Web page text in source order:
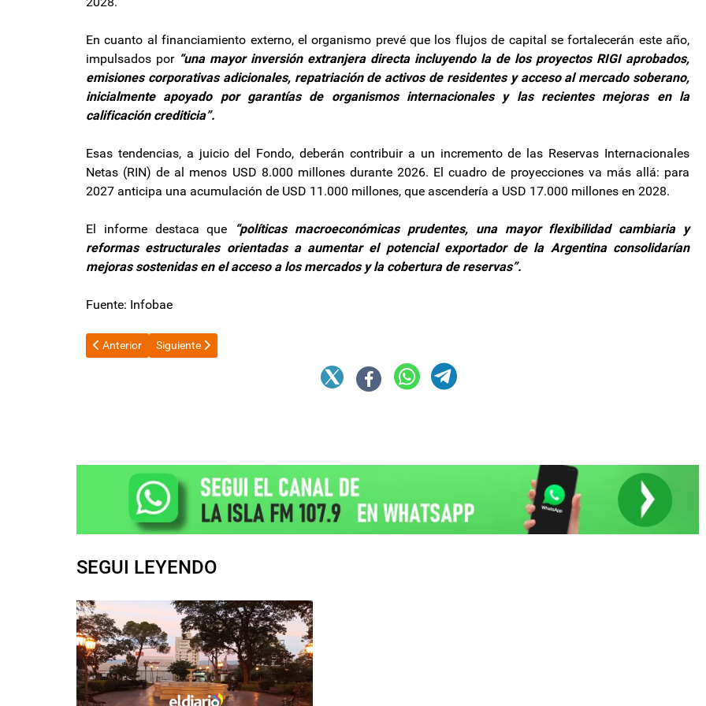
En cuanto al financiamiento externo, el organismo prevé que los flujos de capital se fortalecerán este año,
impulsados por“una mayor inversión extranjera directa incluyendo la de los proyectos RIGI aprobados,
emisiones corporativas adicionales, repatriación de activos de residentes y acceso al mercado soberano,
inicialmente apoyado por garantías de organismos internacionales y las recientes mejoras en la
calificación crediticia”.
Esas tendencias, a juicio del Fondo, deberán contribuir a un incremento de las Reservas Internacionales
Netas (RIN) de al menos USD 8.000 millones durante 2026. El cuadro de proyecciones va más allá: para
2027 anticipa una acumulación de USD 11.000 millones, que ascendería a USD 17.000 millones en 2028.
El informe destaca que
“políticas macroeconómicas prudentes, una mayor flexibilidad cambiaria y
reformas estructurales orientadas a aumentar el potencial exportador de la Argentina consolidarían
mejoras sostenidas en el acceso a los mercados y la cobertura de reservas”.
Fuente: Infobae
Artículo anterior: Cierre exitoso del 1° Encuentro MAPO Joven en Catamarca
Anterior Artículo siguiente: Fidel Sáenz: "No hay horizonte de desarrollo, que pueda prescindir de una política de obra
Siguiente
SEGUI LEYENDO